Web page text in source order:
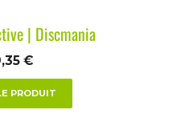
| Discmania
€
PRODUIT